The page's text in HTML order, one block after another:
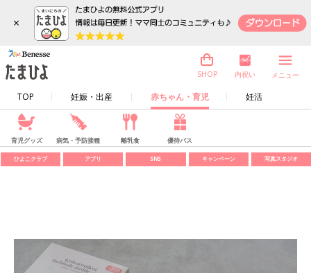
×
TOP 妊娠・出産 赤ちゃん・育児 妊活
SHOP 内祝い メニュー
育児グッズ 病気・予防接種 離乳食 優待パス
ひよこクラブ アプリ SNS キャンペーン 写真スタジオ